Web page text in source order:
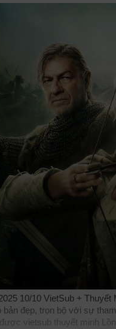
10/10 VietSub +
đẹp, trọn bộ với sự
vietsub thuyết minh